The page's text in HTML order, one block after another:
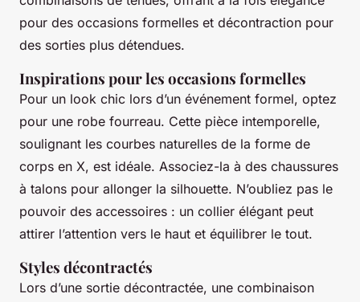
pour des occasions formelles et décontraction pour
des sorties plus détendues.
Inspirations pour les occasions formelles
Pour un look chic lors d’un événement formel, optez
pour une robe fourreau. Cette pièce intemporelle,
soulignant les courbes naturelles de la forme de
corps en X, est idéale. Associez-la à des chaussures
à talons pour allonger la silhouette. N’oubliez pas le
pouvoir des accessoires : un collier élégant peut
attirer l’attention vers le haut et équilibrer le tout.
Styles décontractés
Lors d’une sortie décontractée, une combinaison